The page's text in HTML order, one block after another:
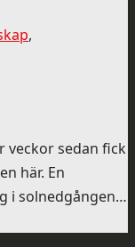
,
veckor sedan fick
här. En
i solnedgången…